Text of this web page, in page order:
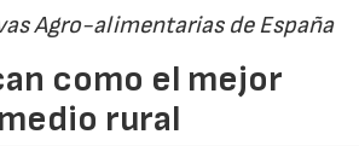
Agro-alimentarias de España
como el mejor
rural